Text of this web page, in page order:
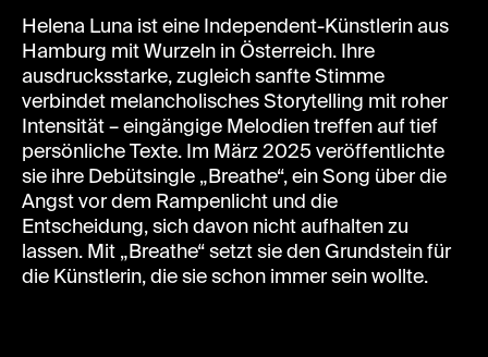
Helena Luna ist eine Independent-Künstlerin aus
Hamburg mit Wurzeln in Österreich. Ihre
ausdrucksstarke, zugleich sanfte Stimme
verbindet melancholisches Storytelling mit roher
Intensität – eingängige Melodien treffen auf tief
persönliche Texte. Im März 2025 veröffentlichte
sie ihre Debütsingle „Breathe“, ein Song über die
Angst vor dem Rampenlicht und die
Entscheidung, sich davon nicht aufhalten zu
lassen. Mit „Breathe“ setzt sie den Grundstein für
die Künstlerin, die sie schon immer sein wollte.